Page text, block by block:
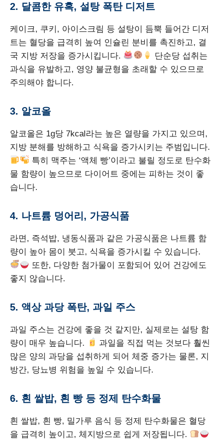
2. 달콤한 유혹, 설탕 폭탄 디저트
케이크, 쿠키, 아이스크림 등 설탕이 듬뿍 들어간 디저
트는 혈당을 급격히 높여 인슐린 분비를 촉진하고, 결
국 지방 저장을 증가시킵니다.
단순당 섭취는
과식을 유발하고, 영양 불균형을 초래할 수 있으므로
주의해야 합니다.
3. 알코올
알코올은 1g당 7kcal라는 높은 열량을 가지고 있으며,
지방 분해를 방해하고 식욕을 증가시키는 주범입니다.
특히 맥주는 ‘액체 빵’이라고 불릴 정도로 탄수화
물 함량이 높으므로 다이어트 중에는 피하는 것이 좋
습니다.
4. 나트륨 덩어리, 가공식품
라면, 즉석밥, 냉동식품과 같은 가공식품은 나트륨 함
량이 높아 몸이 붓고, 식욕을 증가시킬 수 있습니다.
또한, 다양한 첨가물이 포함되어 있어 건강에도
좋지 않습니다.
5. 액상 과당 폭탄, 과일 주스
과일 주스는 건강에 좋을 것 같지만, 실제로는 설탕 함
량이 매우 높습니다.
과일을 직접 먹는 것보다 훨씬
많은 양의 과당을 섭취하게 되어 체중 증가는 물론, 지
방간, 당뇨병 위험을 높일 수 있습니다.
6. 흰 쌀밥, 흰 빵 등 정제 탄수화물
흰 쌀밥, 흰 빵, 밀가루 음식 등 정제 탄수화물은 혈당
을 급격히 높이고, 체지방으로 쉽게 저장됩니다.